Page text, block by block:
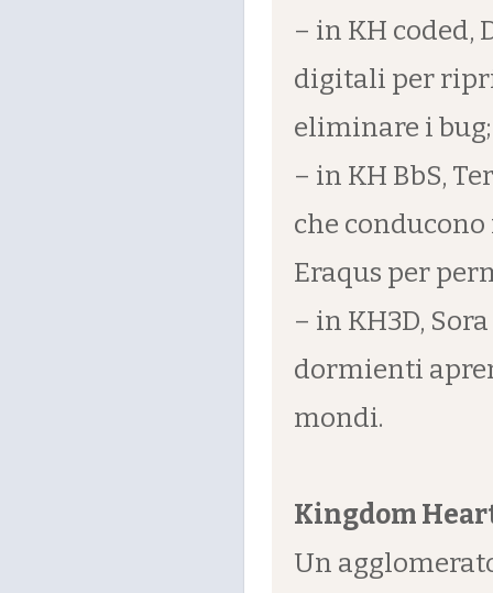
– in KH coded,
digitali per
eliminare i bug;
– in KH BbS,
che
Eraqus per
– in KH3D,
dormienti
mondi.
Kingdom
Un